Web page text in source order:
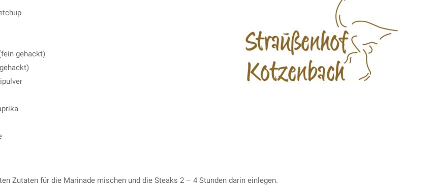
gehackt)
Zutaten für die Marinade mischen und die Steaks 2 – 4 Stunden darin einlegen.